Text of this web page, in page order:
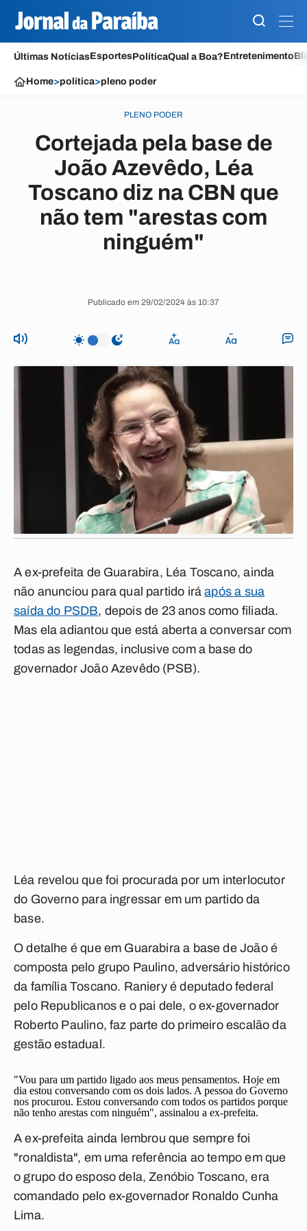
Últimas NotíciasEsportesPolíticaQual a Boa?Entretenimento
Home>política>pleno poder
PLENO PODER
Cortejada pela base de
João Azevêdo, Léa
Toscano diz na CBN que
não tem "arestas com
ninguém"
Publicado em 29/02/2024 às 10:37
A ex-prefeita de Guarabira, Léa Toscano, ainda
não anunciou para qual partido iráapós a sua
saída do PSDB, depois de 23 anos como filiada.
Mas ela adiantou que está aberta a conversar com
todas as legendas, inclusive com a base do
governador João Azevêdo (PSB).
Léa revelou que foi procurada por um interlocutor
do Governo para ingressar em um partido da
base.
O detalhe é que em Guarabira a base de João é
composta pelo grupo Paulino, adversário histórico
da família Toscano. Raniery é deputado federal
pelo Republicanos e o pai dele, o ex-governador
Roberto Paulino, faz parte do primeiro escalão da
gestão estadual.
"Vou para um partido ligado aos meus pensamentos. Hoje em
dia estou conversando com os dois lados. A pessoa do Governo
nos procurou. Estou conversando com todos os partidos porque
não tenho arestas com ninguém", assinalou a ex-prefeita.
A ex-prefeita ainda lembrou que sempre foi
"ronaldista", em uma referência ao tempo em que
o grupo do esposo dela, Zenóbio Toscano, era
comandado pelo ex-governador Ronaldo Cunha
Lima.